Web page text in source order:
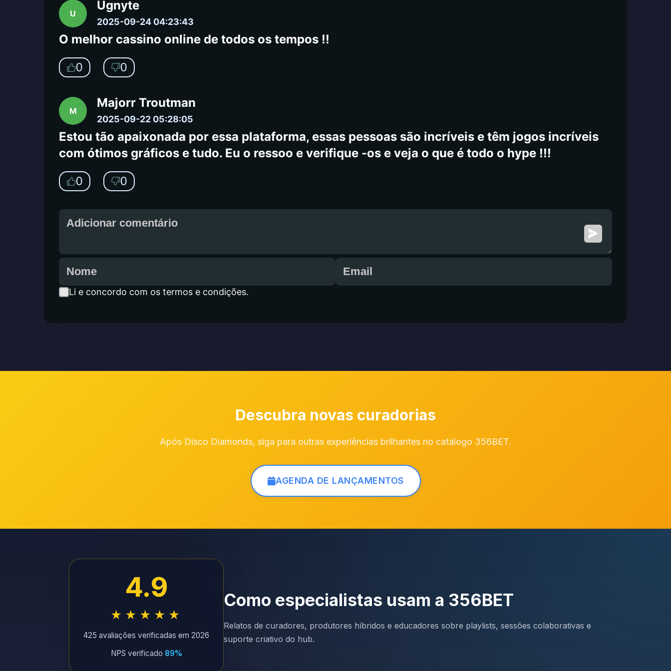
U
Ugnyte
2025-09-24 04:23:43
O melhor cassino online de todos os tempos !!
0 0
M
Majorr Troutman
2025-09-22 05:28:05
Estou tão apaixonada por essa plataforma, essas pessoas são incríveis e têm jogos incríveis
com ótimos gráficos e tudo. Eu o ressoo e verifique -os e veja o que é todo o hype !!!
0 0
Li e concordo com os termos e condições.
Descubra novas curadorias
Após Disco Diamonds, siga para outras experiências brilhantes no catálogo 356BET.
AGENDA DE LANÇAMENTOS
4.9
★★★★★
425 avaliações verificadas em 2026
NPS verificado 89%
Como especialistas usam a 356BET
Relatos de curadores, produtores híbridos e educadores sobre playlists, sessões colaborativas e
suporte criativo do hub.